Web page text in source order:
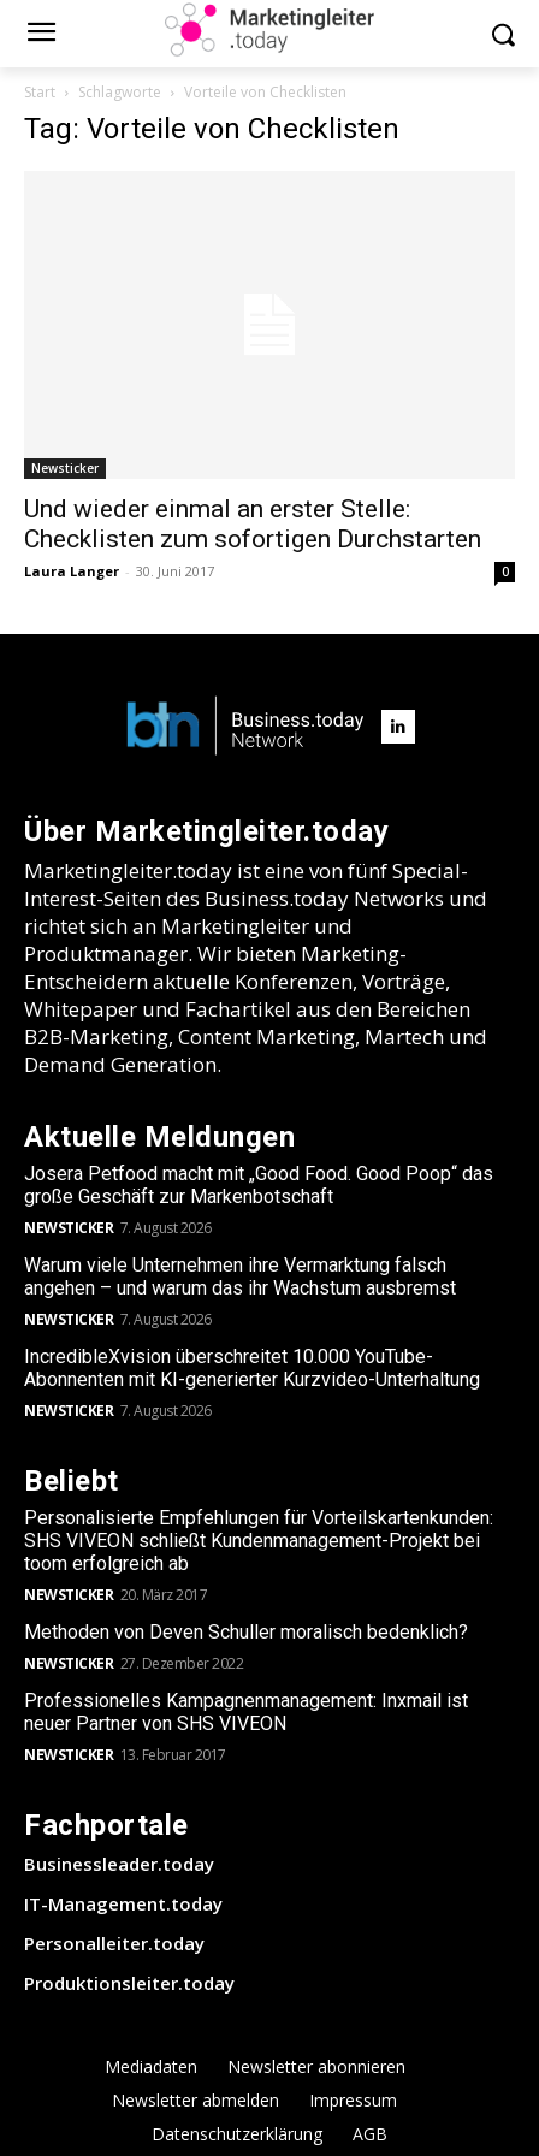
Start Schlagworte Vorteile von Checklisten
Tag: Vorteile von Checklisten
Newsticker
Und wieder einmal an erster Stelle:
Checklisten zum sofortigen Durchstarten
Laura Langer - 30. Juni 2017 0
Über Marketingleiter.today
Marketingleiter.today ist eine von fünf Special-
Interest-Seiten des Business.today Networks und
richtet sich an Marketingleiter und
Produktmanager. Wir bieten Marketing-
Entscheidern aktuelle Konferenzen, Vorträge,
Whitepaper und Fachartikel aus den Bereichen
B2B-Marketing, Content Marketing, Martech und
Demand Generation.
Aktuelle Meldungen
Josera Petfood macht mit „Good Food. Good Poop“ das
große Geschäft zur Markenbotschaft
NEWSTICKER 7. August 2026
Warum viele Unternehmen ihre Vermarktung falsch
angehen – und warum das ihr Wachstum ausbremst
NEWSTICKER 7. August 2026
IncredibleXvision überschreitet 10.000 YouTube-
Abonnenten mit KI-generierter Kurzvideo-Unterhaltung
NEWSTICKER 7. August 2026
Beliebt
Personalisierte Empfehlungen für Vorteilskartenkunden:
SHS VIVEON schließt Kundenmanagement-Projekt bei
toom erfolgreich ab
NEWSTICKER 20. März 2017
Methoden von Deven Schuller moralisch bedenklich?
NEWSTICKER 27. Dezember 2022
Professionelles Kampagnenmanagement: Inxmail ist
neuer Partner von SHS VIVEON
NEWSTICKER 13. Februar 2017
Fachportale
Businessleader.today
IT-Management.today
Personalleiter.today
Produktionsleiter.today
Mediadaten
Newsletter abonnieren
Newsletter abmelden
Impressum
Datenschutzerklärung
AGB